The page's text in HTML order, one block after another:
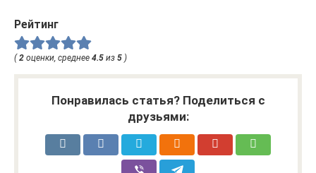
Рейтинг
(2 оценки, среднее 4.5 из 5 )
Понравилась статья? Поделиться с
друзьями: